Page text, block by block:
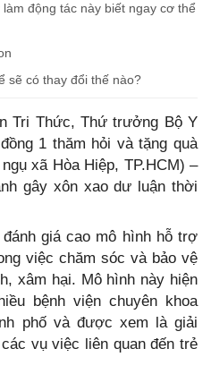
động tác này biết ngay cơ thể
sẽ có thay đổi thế nào?
Tri Thức, Thứ trưởng Bộ Y
1 thăm hỏi và tặng quà
xã Hòa Hiệp, TP.HCM) –
gây xôn xao dư luận thời
giá cao mô hình hỗ trợ
việc chăm sóc và bảo vệ
xâm hại. Mô hình này hiện
bệnh viện chuyên khoa
phố và được xem là giải
vụ việc liên quan đến trẻ